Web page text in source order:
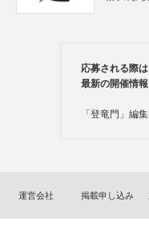
応募される際
最新の開催情報
「登竜門」編
運営会社 掲載申し込み